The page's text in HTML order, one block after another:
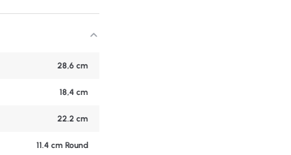
28,6 cm
18,4 cm
22.2 cm
11.4 cm Round